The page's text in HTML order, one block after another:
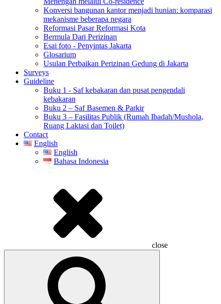
Konversi bangunan kantor menjadi hunian: komparasi
mekanisme beberapa negara
Reformasi Pasar Reformasi Kota
Bermula Dari Perizinan
Esai foto - Penyintas Jakarta
Glosarium
Usulan Perbaikan Perizinan Gedung di Jakarta
Surveys
Guideline
Buku 1 - Saf kebakaran dan pusat pengendali
kebakaran
Buku 2 – Saf Basemen & Parkir
Buku 3 – Fasilitas Publik (Rumah Ibadah/Mushola,
Ruang Laktasi dan Toilet)
Contact
English
English
Bahasa Indonesia
close